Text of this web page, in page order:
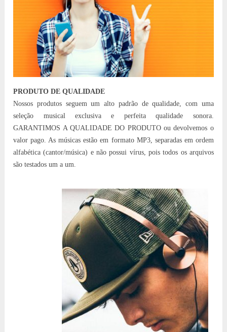
PRODUTO DE QUALIDADE
Nossos produtos seguem um alto padrão de qualidade, com uma
seleção musical exclusiva e perfeita qualidade sonora.
GARANTIMOS A QUALIDADE DO PRODUTO ou devolvemos o
valor pago. As músicas estão em formato MP3, separadas em ordem
alfabética (cantor/música) e não possui vírus, pois todos os arquivos
são testados um a um.